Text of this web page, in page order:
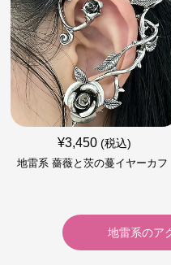
¥3,450 (税込)
地雷系 薔薇と茨の蔓イヤーカフ
地雷系のア